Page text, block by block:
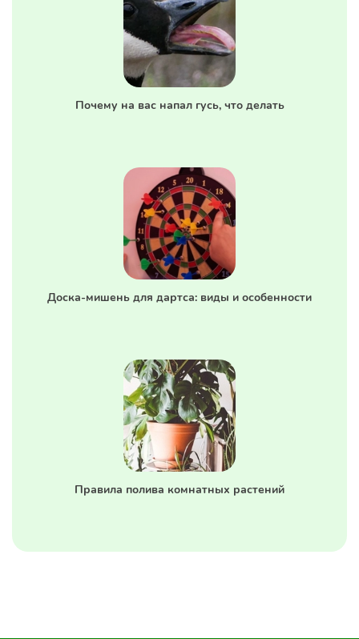
Почему на вас напал гусь, что делать
Доска-мишень для дартса: виды и особенности
Правила полива комнатных растений